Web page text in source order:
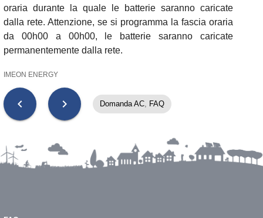
oraria durante la quale le batterie saranno caricate
dalla rete. Attenzione, se si programma la fascia oraria
da 00h00 a 00h00, le batterie saranno caricate
permanentemente dalla rete.
IMEON ENERGY
chevron_left chevron_right Domanda AC, FAQ